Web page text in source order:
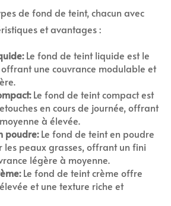
de fond de teint, chacun avec
et avantages :
Le fond de teint liquide est le
une couvrance modulable et
Le fond de teint compact est
en cours de journée, offrant
à élevée.
poudre:Le fond de teint en poudre
peaux grasses, offrant un fini
légère à moyenne.
Le fond de teint crème offre
et une texture riche et